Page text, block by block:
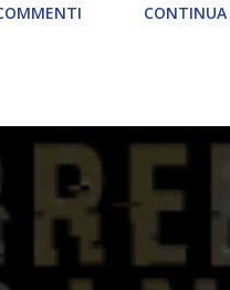
delle letture molto piacevoli
aspettative! Innanzitutto,
avrei apprezzato molto di più.
nel senso che in trecento
E non ha nemmeno un
CONTINUA